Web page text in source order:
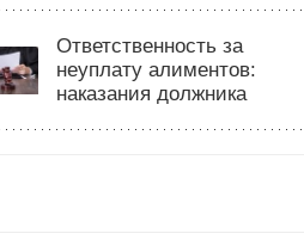
Ответственность за
неуплату алиментов:
наказания должника